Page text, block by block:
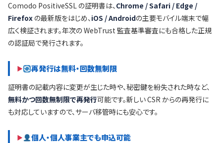
Comodo PositiveSSL の証明書は、Chrome / Safari / Edge /
Firefox の最新版をはじめ、iOS / Androidの主要モバイル端末で幅
広く検証されます。年次の WebTrust 監査基準審査にも合格した正規
の認証局で発行されます。
再発行は無料・回数無制限
証明書の記載内容に変更が生じた時や、秘密鍵を紛失された時など、
無料かつ回数無制限で再発行可能です。新しい CSR からの再発行に
も対応していますので、サーバ移管時にも安心です。
個人・個人事業主でも申込可能